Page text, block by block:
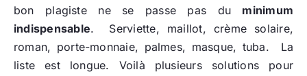
bon plagiste ne se passe pas du minimum
indispensable. Serviette, maillot, crème solaire,
roman, porte-monnaie, palmes, masque, tuba. La
liste est longue. Voilà plusieurs solutions pour